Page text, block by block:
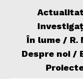
În lume / R.
Despre noi /